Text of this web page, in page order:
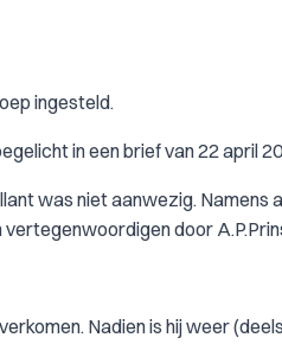
ingesteld.
in een brief van 22 april
was niet aanwezig. Namens
door
Nadien is hij weer